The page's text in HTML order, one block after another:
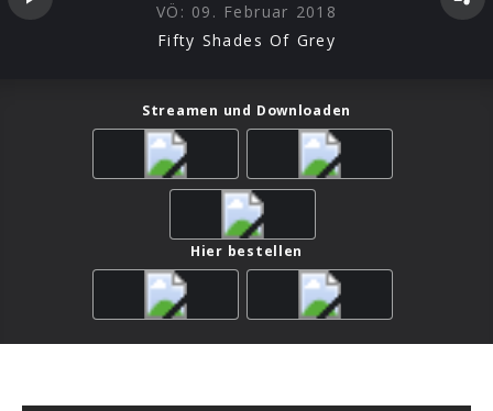
VÖ: 09. Februar 2018
Fifty Shades Of Grey
Streamen und Downloaden
Hier bestellen